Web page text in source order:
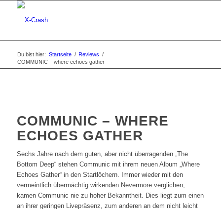
Du bist hier: Startseite / Reviews /
COMMUNIC – where echoes gather
COMMUNIC – WHERE
ECHOES GATHER
Sechs Jahre nach dem guten, aber nicht überragenden „The
Bottom Deep“ stehen Communic mit ihrem neuen Album „Where
Echoes Gather“ in den Startlöchern. Immer wieder mit den
vermeintlich übermächtig wirkenden Nevermore verglichen,
kamen Communic nie zu hoher Bekanntheit. Dies liegt zum einen
an ihrer geringen Livepräsenz, zum anderen an dem nicht leicht